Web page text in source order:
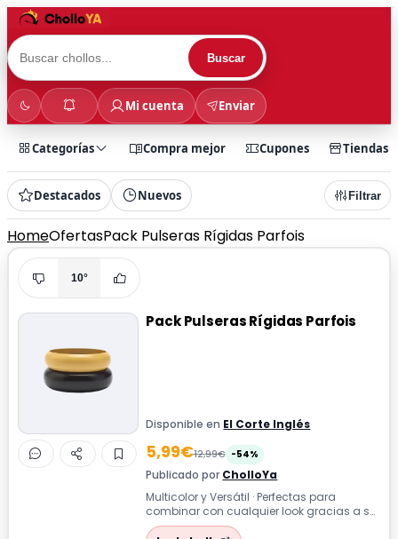
Buscar
Mi cuenta Enviar
Categorías Compra mejor Cupones Tiendas
Destacados Nuevos Filtrar
HomeOfertasPack Pulseras Rígidas Parfois
10°
Pack Pulseras Rígidas Parfois
Disponible en El Corte Inglés
5,99€12,99€ -54%
Publicado por CholloYa
Multicolor y Versátil · Perfectas para
combinar con cualquier look gracias a su
versatilidad y diseño liso Multicolor...